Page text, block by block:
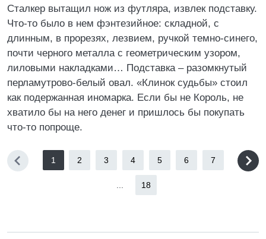
Сталкер вытащил нож из футляра, извлек подставку.
Что-то было в нем фэнтезийное: складной, с
длинным, в прорезях, лезвием, ручкой темно-синего,
почти черного металла с геометрическим узором,
лиловыми накладками… Подставка – разомкнутый
перламутрово-белый овал. «Клинок судьбы» стоил
как подержанная иномарка. Если бы не Король, не
хватило бы на него денег и пришлось бы покупать
что-то попроще.
1 2 3 4 5 6 7
18